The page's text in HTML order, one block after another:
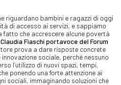
riguardano bambini e ragazzi di oggi
di accesso ai servizi, e sappiamo
fatto che accrescere alcune povertà
Claudia Fiaschi portavoce del Forum
prova a dare risposte concrete
sociale, perché nessuno
l’utilizzo di nuovi spazi, tempi,
ponendo una forte attenzione ai
sociali, immaginando soluzioni che